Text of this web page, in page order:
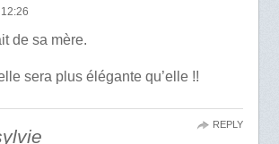
de sa mère.
sera plus élégante qu’elle !!
REPLY